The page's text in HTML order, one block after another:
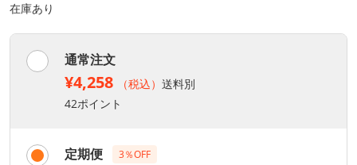
在庫あり
通常注文
¥4,258 （税込） 送料別
42ポイント
定期便 3％OFF